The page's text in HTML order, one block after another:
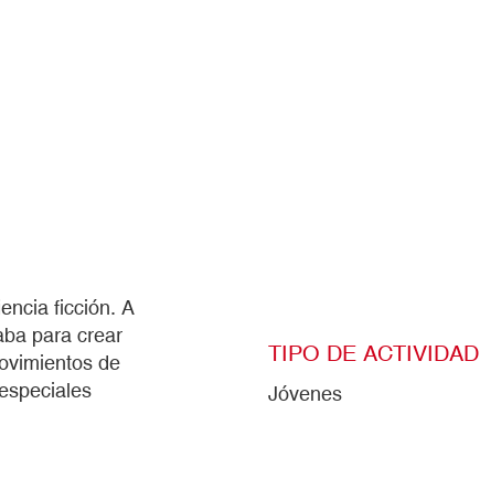
ficción. A
para crear
de
TIPO DE ACTIVIDAD
Jóvenes